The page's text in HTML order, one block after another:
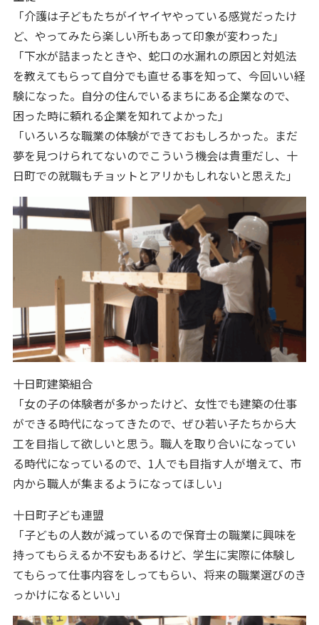
「介護は子どもたちがイヤイヤやっている感覚だったけ
ど、やってみたら楽しい所もあって印象が変わった」
「下水が詰まったときや、蛇口の水漏れの原因と対処法
を教えてもらって自分でも直せる事を知って、今回いい経
験になった。自分の住んでいるまちにある企業なので、
困った時に頼れる企業を知れてよかった」
「いろいろな職業の体験ができておもしろかった。まだ
夢を見つけられてないのでこういう機会は貴重だし、十
日町での就職もチョットとアリかもしれないと思えた」
十日町建築組合
「女の子の体験者が多かったけど、女性でも建築の仕事
ができる時代になってきたので、ぜひ若い子たちから大
工を目指して欲しいと思う。職人を取り合いになってい
る時代になっているので、1人でも目指す人が増えて、市
内から職人が集まるようになってほしい」
十日町子ども連盟
「子どもの人数が減っているので保育士の職業に興味を
持ってもらえるか不安もあるけど、学生に実際に体験し
てもらって仕事内容をしってもらい、将来の職業選びのき
っかけになるといい」